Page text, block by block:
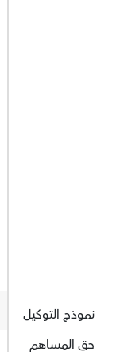
نموذج التوكيل
حق المساهم